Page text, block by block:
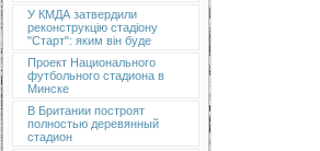
У КМДА затвердили
реконструкцію стадіону
"Старт": яким він буде
Проект Национального
футбольного стадиона в
Минске
В Британии построят
полностью деревянный
стадион